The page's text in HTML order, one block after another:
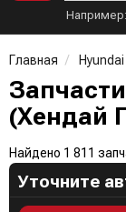
Главная Hyundai
(Хендай
Найдено 1 811
Уточните